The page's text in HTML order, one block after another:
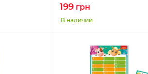
199грн
В наличии